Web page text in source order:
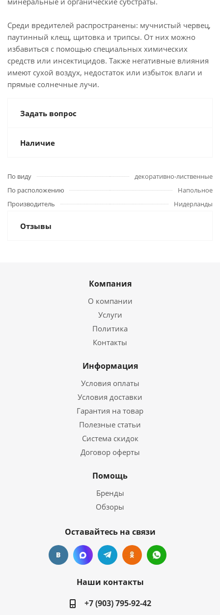
Среди вредителей распространены: мучнистый червец,
паутинный клещ, щитовка и трипсы. От них можно
избавиться с помощью специальных химических
средств или инсектицидов. Также негативные влияния
имеют сухой воздух, недостаток или избыток влаги и
прямые солнечные лучи.
Задать вопрос
Наличие
По виду
декоративно-лиственные
По расположению
Напольное
Производитель
Нидерланды
Отзывы
Компания
О компании
Услуги
Политика
Контакты
Информация
Условия оплаты
Условия доставки
Гарантия на товар
Полезные статьи
Система скидок
Договор оферты
Помощь
Бренды
Обзоры
Оставайтесь на связи
Наши контакты
+7 (903) 795-92-42